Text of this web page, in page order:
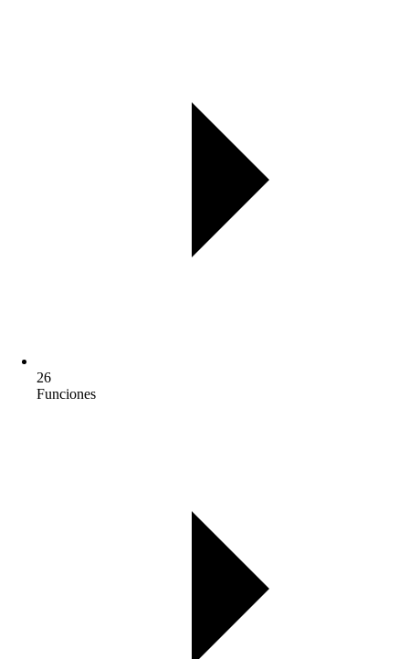
26
Funciones